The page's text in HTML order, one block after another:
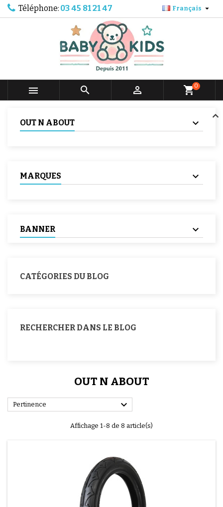
Téléphone: 03 45 81 21 47 Français 
   shopping_cart0
OUT N ABOUT
MARQUES
BANNER
CATÉGORIES DU BLOG
RECHERCHER DANS LE BLOG
OUT N ABOUT
Pertinence 
Affichage 1-8 de 8 article(s)